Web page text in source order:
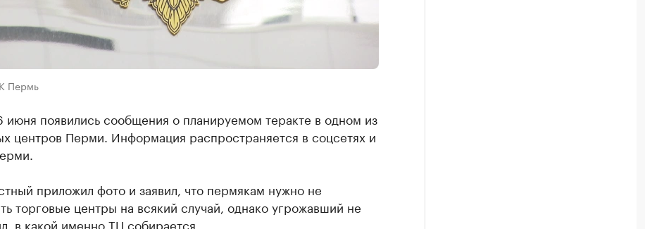
Пермь
июня появились сообщения о планируемом теракте в одном из
центров Перми. Информация распространяется в соцсетях и
приложил фото и заявил, что пермякам нужно не
торговые центры на всякий случай, однако угрожавший не
в какой именно ТЦ собирается.